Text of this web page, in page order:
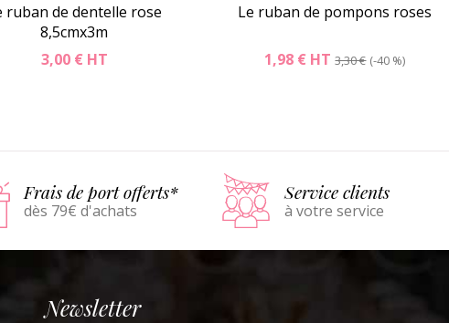
ruban de dentelle rose
8,5cmx3m
3,00 € HT
Le ruban de pompons roses
1,98 € HT3,30 € -40 %
Frais de port offerts*
dès 79€ d'achats
Service clients
à votre service
Newsletter